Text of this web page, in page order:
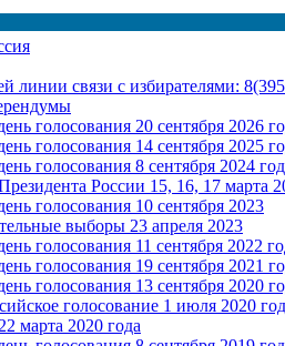
линии связи с избирателями:
голосования 20 сентября 2026
голосования 14 сентября 2025
голосования 8 сентября 2024
России 15, 16, 17 марта
голосования 10 сентября 2023
выборы 23 апреля 2023
голосования 11 сентября 2022
голосования 19 сентября 2021
голосования 13 сентября 2020
голосование 1 июля 2020
марта 2020 года